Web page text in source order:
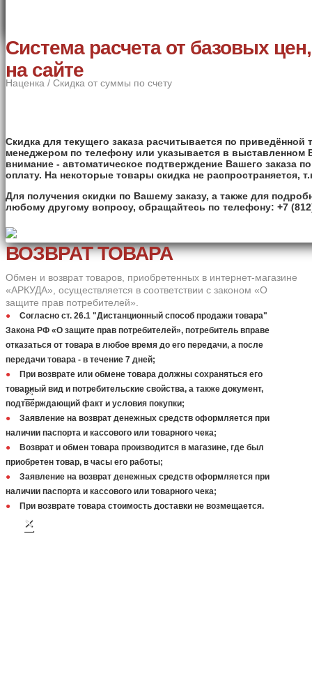
Система расчета от базовых
на сайте
Наценка / Скидка от суммы по счету
Скидка для текущего заказа расчитывается по приведённой
менеджером по телефону или указывается в выставленном
внимание - автоматическое подтверждение Вашего заказа
оплату. На некоторые товары скидка не распространяется,
Для получения скидки по Вашему заказу, а также для
любому другому вопросу, обращайтесь по телефону: +7
×
ВОЗВРАТ ТОВАРА
Обмен и возврат товаров, приобретенных в интернет-магазине
«АРКУДА», осуществляется в соответствии с законом «О
защите прав потребителей».
Согласно ст. 26.1 "Дистанционный способ продажи товара"
Закона РФ «О защите прав потребителей», потребитель вправе
отказаться от товара в любое время до его передачи, а после
передачи товара - в течение 7 дней;
При возврате или обмене товара должны сохраняться его
товарный вид и потребительские свойства, а также документ,
подтверждающий факт и условия покупки;
Заявление на возврат денежных средств оформляется при
наличии паспорта и кассового или товарного чека;
Возврат и обмен товара производится в магазине, где был
приобретен товар, в часы его работы;
Заявление на возврат денежных средств оформляется при
наличии паспорта и кассового или товарного чека;
При возврате товара стоимость доставки не возмещается.
×